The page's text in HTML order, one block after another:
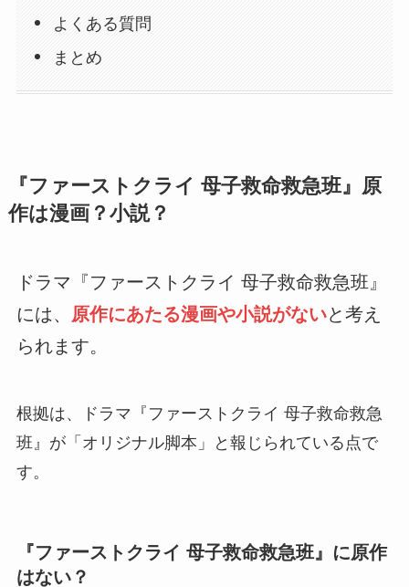
よくある質問
まとめ
『ファーストクライ 母子救命救急班』原
作は漫画？小説？
ドラマ『ファーストクライ 母子救命救急班』
には、 原作にあたる漫画や小説がないと考え
られます。
根拠は、ドラマ『ファーストクライ 母子救命救急
班』が「オリジナル脚本」と報じられている点で
す。
『ファーストクライ 母子救命救急班』に原作
はない？